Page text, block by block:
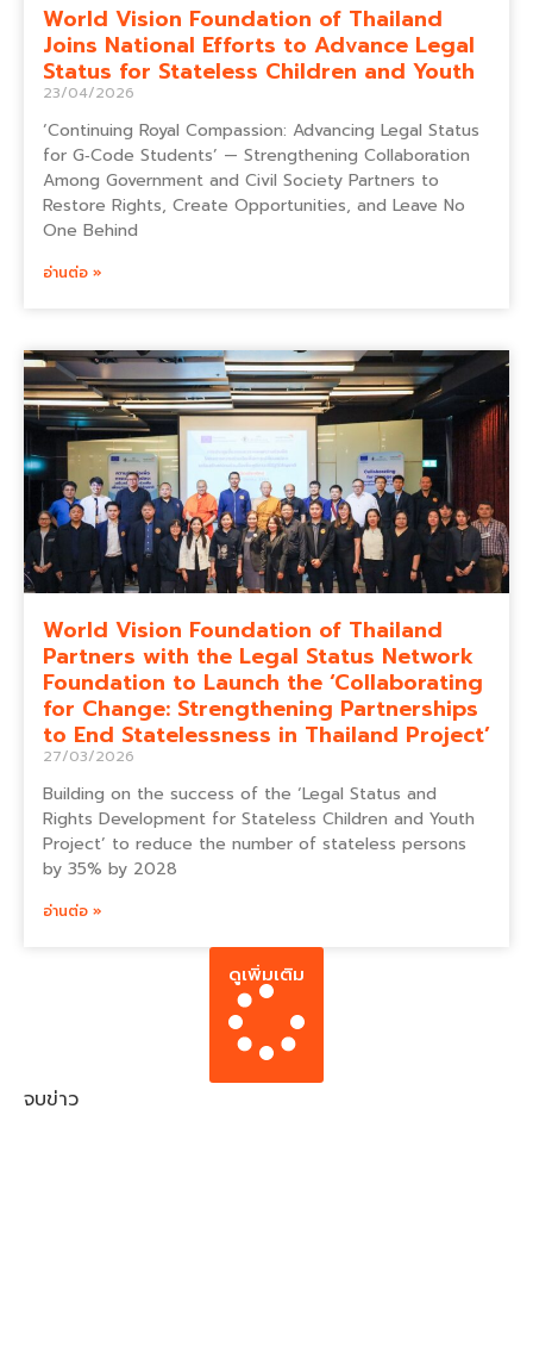
World Vision Foundation of Thailand
Joins National Efforts to Advance Legal
Status for Stateless Children and Youth
23/04/2026
‘Continuing Royal Compassion: Advancing Legal Status
for G‑Code Students’ — Strengthening Collaboration
Among Government and Civil Society Partners to
Restore Rights, Create Opportunities, and Leave No
One Behind
อ่านต่อ »
World Vision Foundation of Thailand
Partners with the Legal Status Network
Foundation to Launch the ‘Collaborating
for Change: Strengthening Partnerships
to End Statelessness in Thailand Project’
27/03/2026
Building on the success of the ‘Legal Status and
Rights Development for Stateless Children and Youth
Project’ to reduce the number of stateless persons
by 35% by 2028
อ่านต่อ »
ดูเพิ่มเติม
จบข่าว